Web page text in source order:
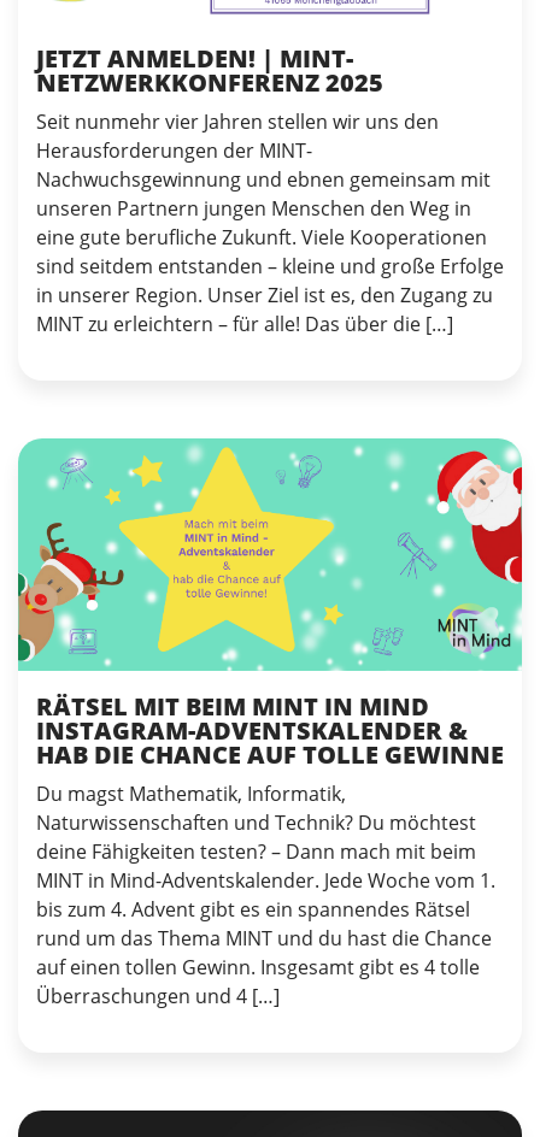
JETZT ANMELDEN! | MINT-
NETZWERKKONFERENZ 2025
Seit nunmehr vier Jahren stellen wir uns den
Herausforderungen der MINT-
Nachwuchsgewinnung und ebnen gemeinsam mit
unseren Partnern jungen Menschen den Weg in
eine gute berufliche Zukunft. Viele Kooperationen
sind seitdem entstanden – kleine und große Erfolge
in unserer Region. Unser Ziel ist es, den Zugang zu
MINT zu erleichtern – für alle! Das über die […]
RÄTSEL MIT BEIM MINT IN MIND
INSTAGRAM-ADVENTSKALENDER &
HAB DIE CHANCE AUF TOLLE GEWINNE
Du magst Mathematik, Informatik,
Naturwissenschaften und Technik? Du möchtest
deine Fähigkeiten testen? – Dann mach mit beim
MINT in Mind-Adventskalender. Jede Woche vom 1.
bis zum 4. Advent gibt es ein spannendes Rätsel
rund um das Thema MINT und du hast die Chance
auf einen tollen Gewinn. Insgesamt gibt es 4 tolle
Überraschungen und 4 […]